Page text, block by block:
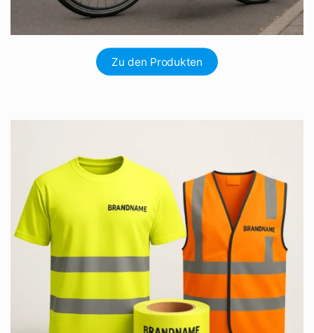
Zu den Produkten